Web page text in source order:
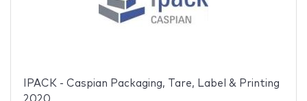
IPACK - Caspian Packaging, Tare, Label & Printing